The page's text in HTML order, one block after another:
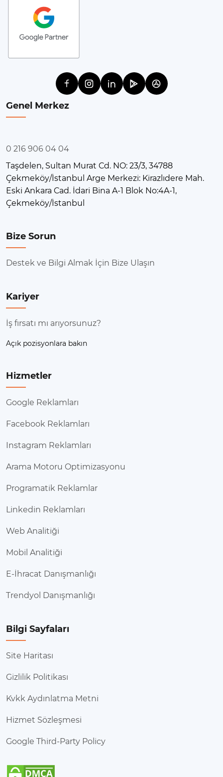
Genel Merkez
0 216 906 04 04
Taşdelen, Sultan Murat Cd. NO: 23/3, 34788
Çekmeköy/İstanbul Arge Merkezi: Kirazlıdere Mah.
Eski Ankara Cad. İdari Bina A-1 Blok No:4A-1,
Çekmeköy/İstanbul
Bize Sorun
Destek ve Bilgi Almak İçin Bize Ulaşın
Kariyer
İş fırsatı mı arıyorsunuz?
Açık pozisyonlara bakın
Hizmetler
Google Reklamları
Facebook Reklamları
Instagram Reklamları
Arama Motoru Optimizasyonu
Programatik Reklamlar
Linkedin Reklamları
Web Analitiği
Mobil Analitiği
E-İhracat Danışmanlığı
Trendyol Danışmanlığı
Bilgi Sayfaları
Site Haritası
Gizlilik Politikası
Kvkk Aydınlatma Metni
Hizmet Sözleşmesi
Google Third-Party Policy